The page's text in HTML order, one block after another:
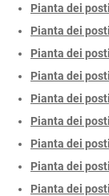
Pianta dei
Pianta dei
Pianta dei
Pianta dei
Pianta dei
Pianta dei
Pianta dei
Pianta dei
Pianta dei